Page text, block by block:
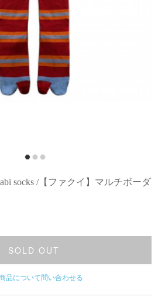
socks /【ファクイ】マルチボーダ
SOLD OUT
品について問い合わせる